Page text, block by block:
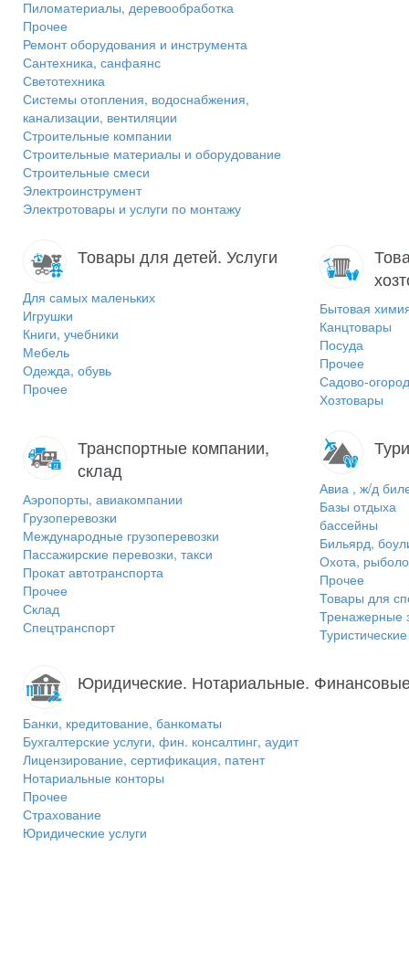
Пиломатериалы, деревообработка
Прочее
Ремонт оборудования и инструмента
Сантехника, санфаянс
Светотехника
Системы отопления, водоснабжения,
канализации, вентиляции
Строительные компании
Строительные материалы и оборудование
Строительные смеси
Электроинструмент
Электротовары и услуги по монтажу
Товары для детей. Услуги
Для самых маленьких
Игрушки
Книги, учебники
Мебель
Одежда, обувь
Прочее
Бытовая
Канцтовары
Посуда
Прочее
Садово-
Хозтовары
Транспортные компании,
склад
Аэропорты, авиакомпании
Грузоперевозки
Международные грузоперевозки
Пассажирские перевозки, такси
Прокат автотранспорта
Прочее
Склад
Спецтранспорт
Авиа , ж/д
Базы отдыха
бассейны
Бильярд,
Охота,
Прочее
Товары для
Тренажерные
Юридические. Нотариальные.
Банки, кредитование, банкоматы
Бухгалтерские услуги, фин. консалтинг, аудит
Лицензирование, сертификация, патент
Нотариальные конторы
Прочее
Страхование
Юридические услуги